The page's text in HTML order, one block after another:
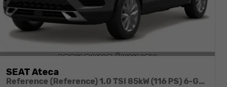
SEAT Ateca
Reference (Reference) 1.0 TSI 85kW (116 PS) 6-Gang Schaltgetriebe